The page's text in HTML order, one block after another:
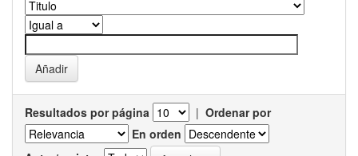
Resultados por página | Ordenar por
En orden